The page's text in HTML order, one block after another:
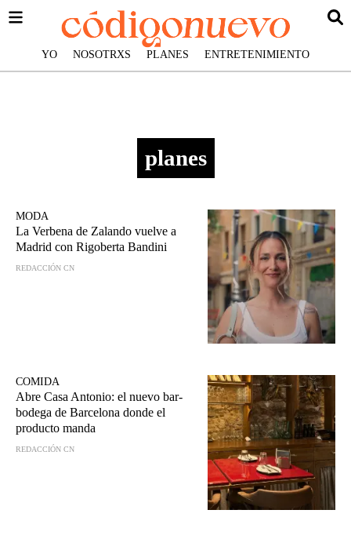
YO NOSOTRXS PLANES ENTRETENIMIENTO
planes
MODA
La Verbena de Zalando vuelve a
Madrid con Rigoberta Bandini
REDACCIÓN CN
COMIDA
Abre Casa Antonio: el nuevo bar-
bodega de Barcelona donde el
producto manda
REDACCIÓN CN